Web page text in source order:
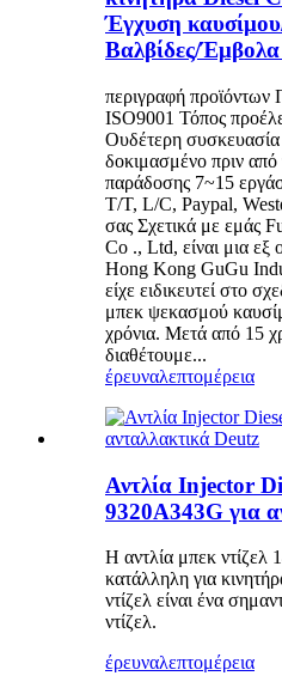
Έγχυση
Βαλβίδες/
περιγραφή
ISO9001 Τόπος
Ουδέτερη συσκευασία
δοκιμασμένο πριν
παράδοσης 7~15
T/T, L/C, Paypal,
σας Σχετικά με εμάς
Co ., Ltd, είναι μια εξ
Hong Kong GuGu
είχε ειδικευτεί στο
μπεκ ψεκασμού
χρόνια. Μετά από 15
διαθέτουμε...
έρευναλεπτομέρεια
Αντλία Injector
9320A343G για
Η αντλία μπεκ ντίζελ
κατάλληλη για
ντίζελ είναι ένα
ντίζελ.
έρευναλεπτομέρεια